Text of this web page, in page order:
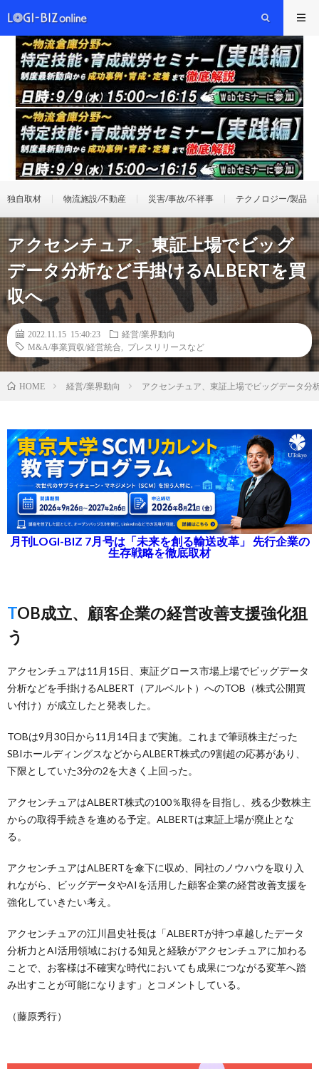
独自取材 物流施設/不動産 災害/事故/不祥事 テクノロジー/製品
アクセンチュア、東証上場でビッグ
データ分析など手掛けるALBERTを買
収へ
2022.11.15 15:40:23
経営/業界動向
M&A/事業買収/経営統合
プレスリリースなど
HOME 経営/業界動向 アクセンチュア、東証上場でビッグデータ分
月刊LOGI-BIZ 7月号は「未来を創る輸送改革」 先行企業の
生存戦略を徹底取材
TOB成立、顧客企業の経営改善支援強化狙
う
アクセンチュアは11月15日、東証グロース市場上場でビッグデータ
分析などを手掛けるALBERT（アルベルト）へのTOB（株式公開買
い付け）が成立したと発表した。
TOBは9月30日から11月14日まで実施。これまで筆頭株主だった
SBIホールディングスなどからALBERT株式の9割超の応募があり、
下限としていた3分の2を大きく上回った。
アクセンチュアはALBERT株式の100％取得を目指し、残る少数株主
からの取得手続きを進める予定。ALBERTは東証上場が廃止とな
る。
アクセンチュアはALBERTを傘下に収め、同社のノウハウを取り入
れながら、ビッグデータやAIを活用した顧客企業の経営改善支援を
強化していきたい考え。
アクセンチュアの江川昌史社長は「ALBERTが持つ卓越したデータ
分析力とAI活用領域における知見と経験がアクセンチュアに加わる
ことで、お客様は不確実な時代においても成果につながる変革へ踏
み出すことが可能になります」とコメントしている。
（藤原秀行）